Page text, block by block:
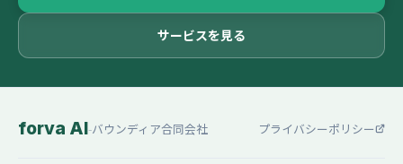
サービスを見る
forva AI-バウンディア合同会社 プライバシーポリシー